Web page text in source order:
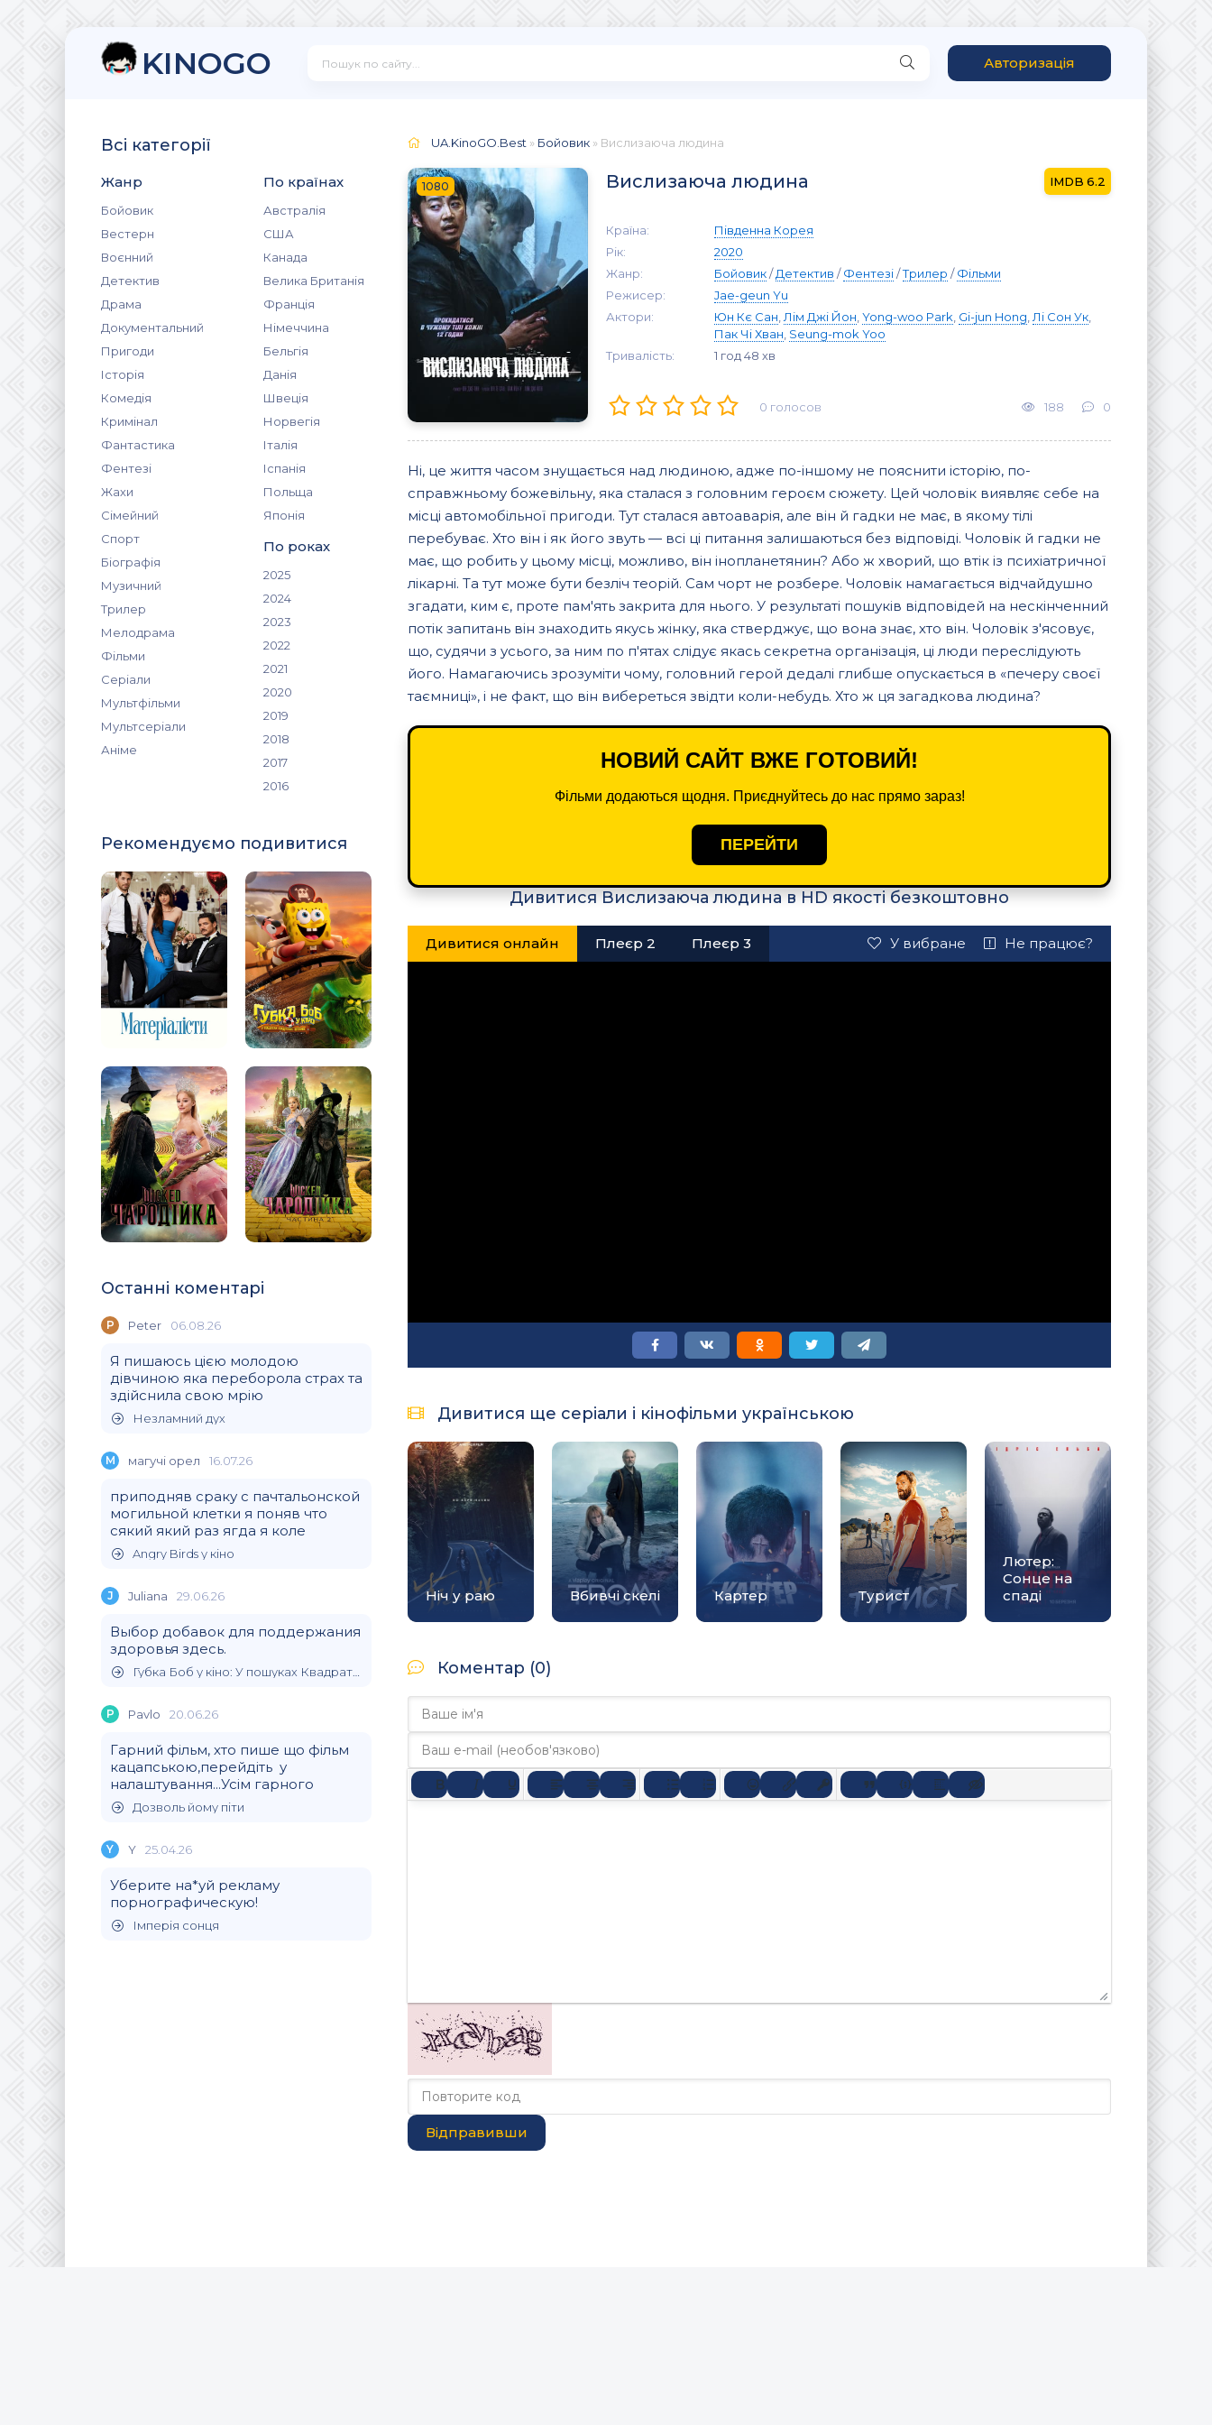
KINOGO Авторизація
Всі категорії
Жанр
Бойовик
Вестерн
Воєнний
Детектив
Драма
Документальний
Пригоди
Історія
Комедія
Кримінал
Фантастика
Фентезі
Жахи
Сімейний
Спорт
Біографія
Музичний
Трилер
Мелодрама
Фільми
Серіали
Мультфільми
Мультсеріали
Аніме
По країнах
Австралія
США
Канада
Велика Британія
Франція
Німеччина
Бельгія
Данія
Швеція
Норвегія
Італія
Іспанія
Польща
Японія
По роках
2025
2024
2023
2022
2021
2020
2019
2018
2017
2016
Рекомендуємо подивитися
Останні коментарі
P Peter 06.08.26
Я пишаюсь цією молодою
дівчиною яка переборола страх та
здійснила свою мрію
Незламний дух
М магучi орел 16.07.26
приподняв сраку с пачтальонской
могильной клетки я поняв что
сякий який раз ягда я коле
Angry Birds у кіно
J Juliana 29.06.26
Выбор добавок для поддержания
здоровья здесь.
Губка Боб у кіно: У пошуках Квадратних Штанів
P Pavlo 20.06.26
Гарний фільм, хто пише що фільм
кацапською,перейдіть у
налаштування...Усім гарного
Дозволь йому піти
Y Y 25.04.26
Уберите на*уй рекламу
порнографическую!
Імперія сонця
UA.KinoGO.Best » Бойовик » Вислизаюча людина
1080 Вислизаюча людина 6.2
Країна:
Південна Корея
Рік:
2020
Жанр:
Бойовик/Детектив /Фентезі/Трилер /Фільми
Режисер:
Jae-geun Yu
Актори:
Юн Кє Сан,Лім Джі Йон,Yong-woo Park, Gi-jun Hong,Лі Сон Ук,
Пак Чі Хван, Seung-mok Yoo
Тривалість:
1 год 48 хв
0 голосов 188 0
Ні, це життя часом знущається над людиною, адже по-іншому не пояснити історію, по-
справжньому божевільну, яка сталася з головним героєм сюжету. Цей чоловік виявляє себе на
місці автомобільної пригоди. Тут сталася автоаварія, але він й гадки не має, в якому тілі
перебуває. Хто він і як його звуть — всі ці питання залишаються без відповіді. Чоловік й гадки не
має, що робить у цьому місці, можливо, він інопланетянин? Або ж хворий, що втік із психіатричної
лікарні. Та тут може бути безліч теорій. Сам чорт не розбере. Чоловік намагається відчайдушно
згадати, ким є, проте пам'ять закрита для нього. У результаті пошуків відповідей на нескінченний
потік запитань він знаходить якусь жінку, яка стверджує, що вона знає, хто він. Чоловік з'ясовує,
що, судячи з усього, за ним по п'ятах слідує якась секретна організація, ці люди переслідують
його. Намагаючись зрозуміти чому, головний герой дедалі глибше опускається в «печеру своєї
таємниці», і не факт, що він вибереться звідти коли-небудь. Хто ж ця загадкова людина?
НОВИЙ САЙТ ВЖЕ ГОТОВИЙ!
Фільми додаються щодня. Приєднуйтесь до нас прямо зараз!
ПЕРЕЙТИ
Дивитися Вислизаюча людина в HD якості безкоштовно
Дивитися онлайн Плеєр 2 Плеєр 3 У вибране Не працює?
Дивитися ще серіали і кінофільми українською
Ніч у раю Вбивчі скелі Картер Турист
Лютер:
Сонце на
спаді
Коментар (0)
Відправивши